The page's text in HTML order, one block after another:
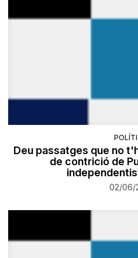
Deu passatges que no
de contrició de
02/06/